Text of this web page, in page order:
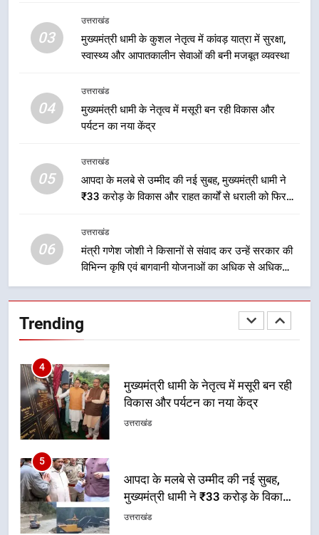
03
उत्तराखंड
मुख्यमंत्री धामी के कुशल नेतृत्व में कांवड़ यात्रा में सुरक्षा,
स्वास्थ्य और आपातकालीन सेवाओं की बनी मजबूत व्यवस्था
04
उत्तराखंड
मुख्यमंत्री धामी के नेतृत्व में मसूरी बन रही विकास और
पर्यटन का नया केंद्र
05
उत्तराखंड
आपदा के मलबे से उम्मीद की नई सुबह, मुख्यमंत्री धामी ने
₹33 करोड़ के विकास और राहत कार्यों से धराली को फिर
06
उत्तराखंड
मंत्री गणेश जोशी ने किसानों से संवाद कर उन्हें सरकार की
विभिन्न कृषि एवं बागवानी योजनाओं का अधिक से अधिक
लाभ उठाने का आह्वान किया
Trending
नियोजित विकास को मिलेगी रफ्तार
उत्तराखंड
मुख्यमंत्री धामी के प्रयासों से बनबसा रेलवे
स्टेशन पर अछनेरा-टनकपुर एक्सप्रेस का
3
मुख्यमंत्री धामी के कुशल नेतृत्व में कांवड़
विकास और पर्यटन का नया केंद्र
5
आपदा के मलबे से उम्मीद की नई सुबह,
मुख्यमंत्री धामी ने ₹33 करोड़ के विकास
और राहत कार्यों से धराली को फिर खड़ा
उत्तराखंड
6
मंत्री गणेश जोशी ने किसानों से संवाद कर
उन्हें सरकार की विभिन्न कृषि एवं बागवानी
योजनाओं का अधिक से अधिक लाभ उठाने
उत्तराखंड